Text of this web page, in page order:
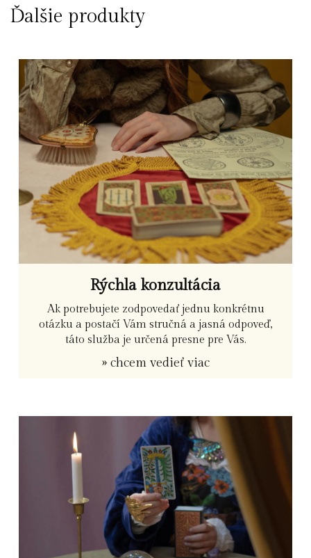
Ďalšie produkty
Rýchla konzultácia
Ak potrebujete zodpovedať jednu konkrétnu
otázku a postačí Vám stručná a jasná odpoveď,
táto služba je určená presne pre Vás.
» chcem vedieť viac